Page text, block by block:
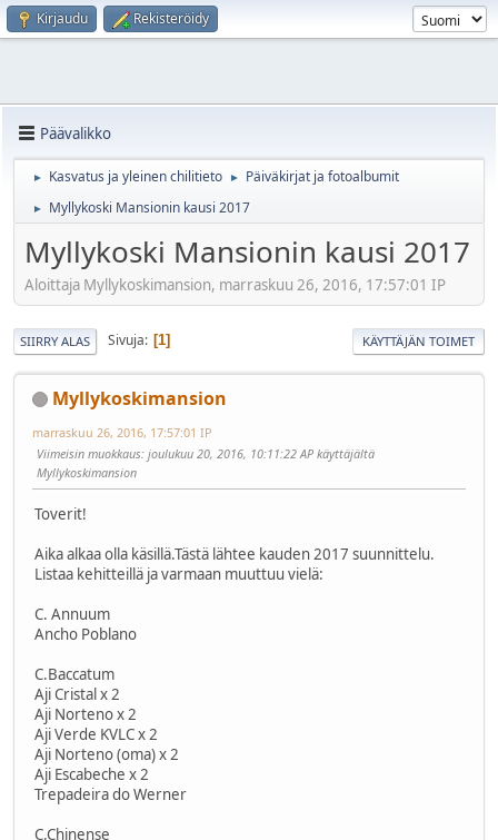
Kirjaudu Rekisteröidy
Päävalikko
► Kasvatus ja yleinen chilitieto ► Päiväkirjat ja fotoalbumit
► Myllykoski Mansionin kausi 2017
Myllykoski Mansionin kausi 2017
Aloittaja Myllykoskimansion, marraskuu 26, 2016, 17:57:01 IP
SIIRRY ALAS Sivuja 1 KÄYTTÄJÄN TOIMET
Myllykoskimansion
marraskuu 26, 2016, 17:57:01 IP
Viimeisin muokkaus: joulukuu 20, 2016, 10:11:22 AP käyttäjältä
Myllykoskimansion
Toverit!
Aika alkaa olla käsillä.Tästä lähtee kauden 2017 suunnittelu.
Listaa kehitteillä ja varmaan muuttuu vielä:
C. Annuum
Ancho Poblano
C.Baccatum
Aji Cristal x 2
Aji Norteno x 2
Aji Verde KVLC x 2
Aji Norteno (oma) x 2
Aji Escabeche x 2
Trepadeira do Werner
C.Chinense